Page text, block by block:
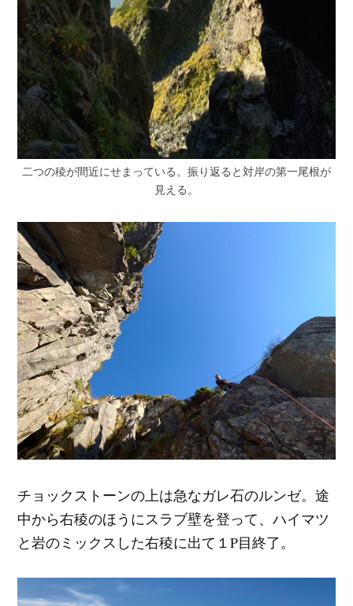
二つの稜が間近にせまっている。振り返ると対岸の第一尾根が
見える。
チョックストーンの上は急なガレ石のルンゼ。途
中から右稜のほうにスラブ壁を登って、ハイマツ
と岩のミックスした右稜に出て１P目終了。